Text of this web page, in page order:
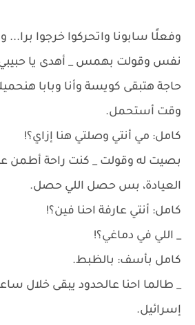
وفعلًا سابونا واتحركوا خرجوا برا...
نفس وقولت بهمس _ أهدى يا
حاجة هتبقى كويسة وأنا وبابا
وقت أستحمل.
كامل: مي أنتي وصلتي هنا إزاي؟!
بصيت له وقولت _ كنت راحة أطمن
العيادة، بس حصل اللي حصل.
كامل: أنتي عارفة احنا فين؟!
_ اللي في دماغي؟!
كامل بأسف: بالظبط.
_ طالما احنا عالحدود يبقى خلال
إسرائيل.